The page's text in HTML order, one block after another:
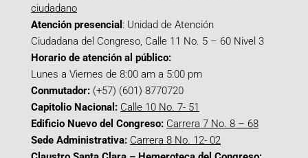
ciudadano
Atención presencial : Unidad de Atención
Ciudadana del Congreso, Calle 11 No. 5 – 60 Nivel 3
Horario de atención al público:
Lunes a Viernes de 8:00 am a 5:00 pm
Conmutador: (+57) (601) 8770720
Capitolio Nacional: Calle 10 No. 7- 51
Edificio Nuevo del Congreso: Carrera 7 No. 8 – 68
Sede Administrativa: Carrera 8 No. 12- 02